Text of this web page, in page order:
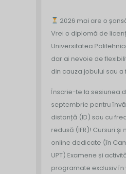
2026 mai are o
Vrei o diplomă de
Universitatea
dar ai nevoie de
din cauza jobului sau a
Înscrie-te la sesiunea
septembrie pentru
distanță (ID) sau cu
redusă (IFR)! Cursuri și
online dedicate (în
UPT) Examene și
programate exclusiv